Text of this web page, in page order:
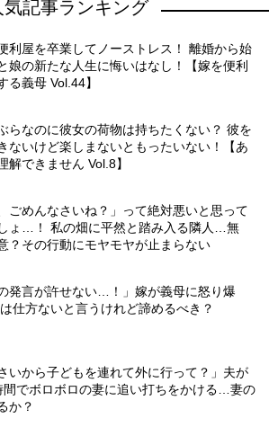
気記事ランキング
利屋を卒業してノーストレス！ 離婚から始
娘の新たな人生に悔いはなし！【嫁を便利
る義母 Vol.44】
らなのに彼女の荷物は持ちたくない？ 彼を
ないけど楽しまないともったいない！【あ
解できません Vol.8】
ごめんなさいね？」って絶対悪いと思って
ょ…！ 私の畑に平然と踏み入る隣人…無
？その行動にモヤモヤが止まらない
の発言が許せない…！」嫁が義母に怒り爆
仕方ないと言うけれど諦めるべき？
いから子どもを連れて外に行って？」夫が
間でボロボロの妻に追い打ちをかける…妻の
か？